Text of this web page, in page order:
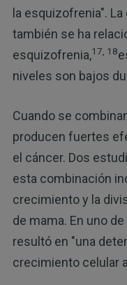
la esquizofrenia".
también se ha
esquizofrenia,17, 18
niveles son bajos
Cuando se
producen fuertes
el cáncer. Dos
esta combinación
crecimiento y la
de mama. En uno
resultó en "una
crecimiento celular